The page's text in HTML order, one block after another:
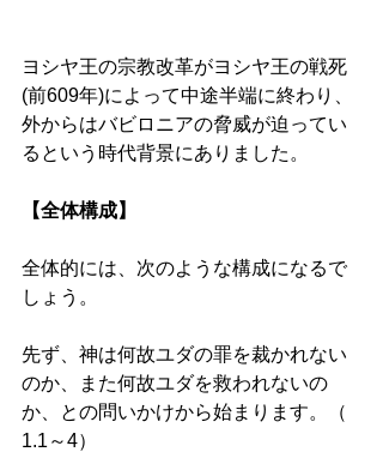
ヨシヤ王の宗教改革がヨシヤ王の戦死
(前609年)によって中途半端に終わり、
外からはバビロニアの脅威が迫ってい
るという時代背景にありました。
【全体構成】
全体的には、次のような構成になるで
しょう。
先ず、神は何故ユダの罪を裁かれない
のか、また何故ユダを救われないの
か、との問いかけから始まります。（
1.1～4）